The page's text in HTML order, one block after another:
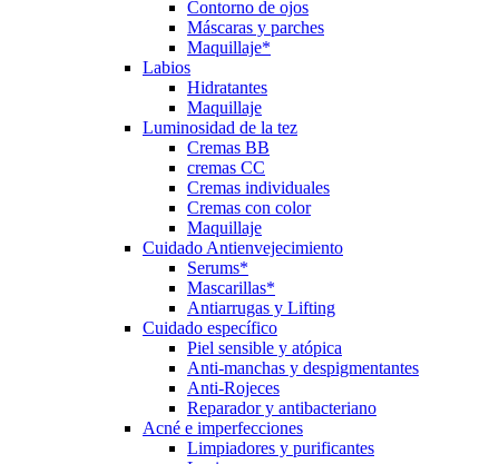
Contorno de ojos
Máscaras y parches
Maquillaje*
Labios
Hidratantes
Maquillaje
Luminosidad de la tez
Cremas BB
cremas CC
Cremas individuales
Cremas con color
Maquillaje
Cuidado Antienvejecimiento
Serums*
Mascarillas*
Antiarrugas y Lifting
Cuidado específico
Piel sensible y atópica
Anti-manchas y despigmentantes
Anti-Rojeces
Reparador y antibacteriano
Acné e imperfecciones
Limpiadores y purificantes